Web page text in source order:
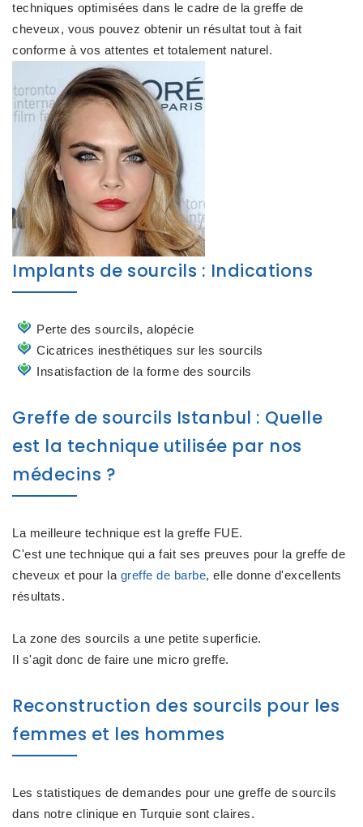
techniques optimisées dans le cadre de la greffe de
cheveux, vous pouvez obtenir un résultat tout à fait
conforme à vos attentes et totalement naturel.
Implants de sourcils : Indications
Perte des sourcils, alopécie
Cicatrices inesthétiques sur les sourcils
Insatisfaction de la forme des sourcils
Greffe de sourcils Istanbul : Quelle
est la technique utilisée par nos
médecins ?
La meilleure technique est la greffe FUE.
C'est une technique qui a fait ses preuves pour la greffe de
cheveux et pour la greffe de barbe, elle donne d'excellents
résultats.
La zone des sourcils a une petite superficie.
Il s'agit donc de faire une micro greffe.
Reconstruction des sourcils pour les
femmes et les hommes
Les statistiques de demandes pour une greffe de sourcils
dans notre clinique en Turquie sont claires.